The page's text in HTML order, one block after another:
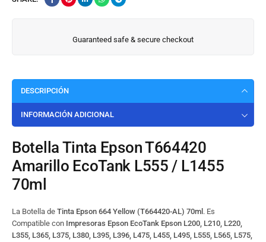
Guaranteed safe & secure checkout
DESCRIPCIÓN
INFORMACIÓN ADICIONAL
Botella Tinta Epson T664420
Amarillo EcoTank L555 / L1455
70ml
La Botella de Tinta Epson 664 Yellow (T664420-AL) 70ml . Es
Compatible con Impresoras Epson EcoTank Epson L200, L210, L220,
L355, L365, L375, L380, L395, L396, L475, L455, L495, L555, L565, L575,